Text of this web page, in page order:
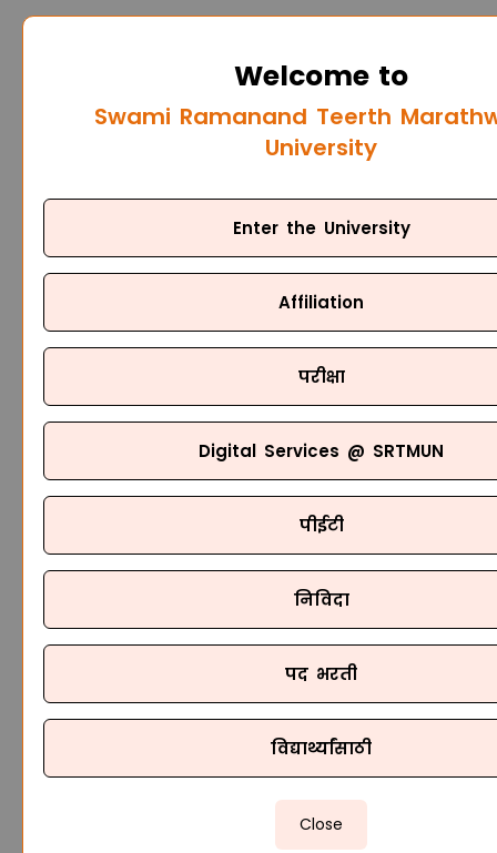
Welcome to
Swami Ramanand Teerth
University
Enter the University
Affiliation
परीक्षा
Digital Services @ SRTMUN
पीईटी
निविदा
पद भरती
विद्यार्थ्यांसाठी
Close